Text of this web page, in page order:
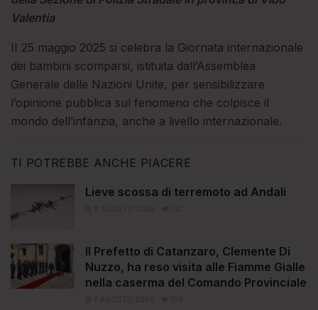
Valentia
II 25 maggio 2025 si celebra la Giornata internazionale
dei bambini scomparsi, istituita dall’Assemblea
Generale delle Nazioni Unite, per sensibilizzare
l’opinione pubblica sul fenomeno che colpisce il
mondo dell’infanzia, anche a livello internazionale.
TI POTREBBE ANCHE PIACERE
Lieve scossa di terremoto ad Andali
Il Prefetto di Catanzaro, Clemente Di
Nuzzo, ha reso visita alle Fiamme Gialle
nella caserma del Comando Provinciale